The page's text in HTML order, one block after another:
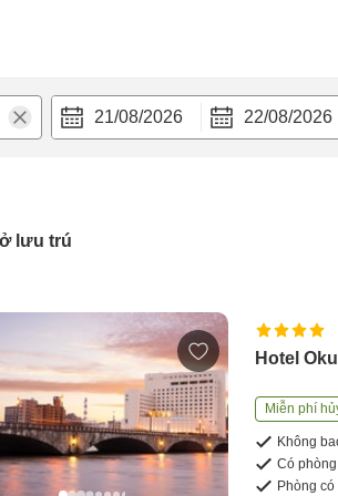
21/08/2026 22/08/2026
lưu trú
Hotel
Miễn phí
Không
Có
Phòng